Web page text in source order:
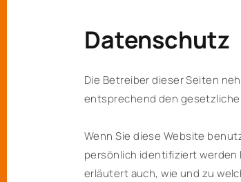
Datenschutz
Die Betreiber dieser Seiten
entsprechend den
Wenn Sie diese Website
persönlich identifiziert werden
erläutert auch, wie und zu